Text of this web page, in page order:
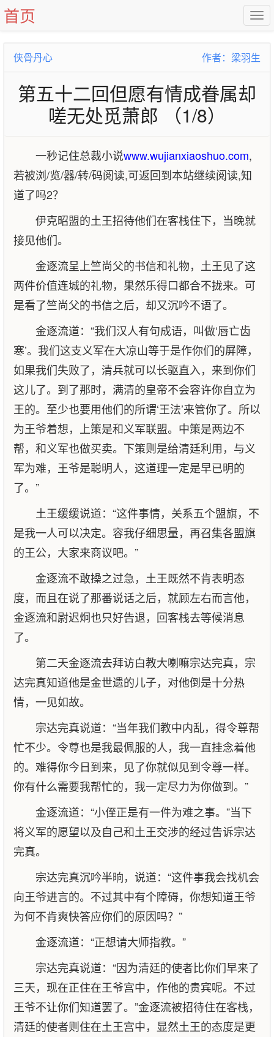
首页
侠骨丹心 作者：梁羽生
第五十二回但愿有情成眷属却
嗟无处觅萧郎 （1/8）
一秒记住总裁小说www.wujianxiaoshuo.com,
若被浏/览/器/转/码阅读,可返回到本站继续阅读,知
道了吗2？
伊克昭盟的土王招待他们在客栈住下，当晚就
接见他们。
金逐流呈上竺尚父的书信和礼物，土王见了这
两件价值连城的礼物，果然乐得口都合不拢来。可
是看了竺尚父的书信之后，却又沉吟不语了。
金逐流道：“我们汉人有句成语，叫做‘唇亡齿
寒’。我们这支义军在大凉山等于是作你们的屏障，
如果我们失败了，清兵就可以长驱直入，来到你们
这儿了。到了那时，满清的皇帝不会容许你自立为
王的。至少也要用他们的所谓‘王法’来管你了。所以
为王爷着想，上策是和义军联盟。中策是两边不
帮，和义军也做买卖。下策则是给清廷利用，与义
军为难，王爷是聪明人，这道理一定是早已明的
了。”
土王缓缓说道：“这件事情，关系五个盟旗，不
是我一人可以决定。容我仔细思量，再召集各盟旗
的王公，大家来商议吧。”
金逐流不敢操之过急，土王既然不肯表明态
度，而且在说了那番说话之后，就顾左右而言他，
金逐流和尉迟炯也只好告退，回客栈去等候消息
了。
第二天金逐流去拜访白教大喇嘛宗达完真，宗
达完真知道他是金世遗的儿子，对他倒是十分热
情，一见如故。
宗达完真说道：“当年我们教中内乱，得令尊帮
忙不少。令尊也是我最佩服的人，我一直挂念着他
的。难得你今日到来，见了你就似见到令尊一样。
你有什么需要我帮忙的，我一定尽力为你做到。”
金逐流道：“小侄正是有一件为难之事。”当下
将义军的愿望以及自己和土王交涉的经过告诉宗达
完真。
宗达完真沉吟半晌，说道：“这件事我会找机会
向王爷进言的。不过其中有个障碍，你想知道王爷
为何不肯爽快答应你们的原因吗？”
金逐流道：“正想请大师指教。”
宗达完真说道：“因为清廷的使者比你们早来了
三天，现在正住在王爷宫中，作他的贵宾呢。不过
王爷不让你们知道罢了。”金逐流被招待住在客栈，
清廷的使者则住在土王宫中，显然土王的态度是更